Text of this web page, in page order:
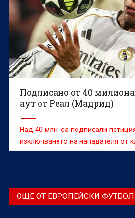
Подписано от 40
аут от Реал (Мадрид)
Над 40 млн. са подписали
изключването на нападателя от
ОЩЕ ОТ ЕВРОПЕЙСКИ ФУТБОЛ